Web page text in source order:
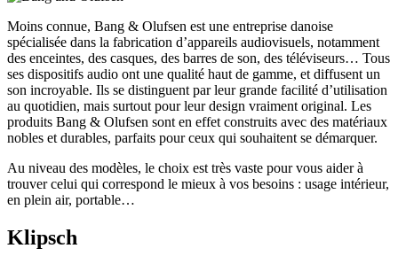
Moins connue, Bang & Olufsen est une entreprise danoise
spécialisée dans la fabrication d’appareils audiovisuels, notamment
des enceintes, des casques, des barres de son, des téléviseurs… Tous
ses dispositifs audio ont une qualité haut de gamme, et diffusent un
son incroyable. Ils se distinguent par leur grande facilité d’utilisation
au quotidien, mais surtout pour leur design vraiment original. Les
produits Bang & Olufsen sont en effet construits avec des matériaux
nobles et durables, parfaits pour ceux qui souhaitent se démarquer.
Au niveau des modèles, le choix est très vaste pour vous aider à
trouver celui qui correspond le mieux à vos besoins : usage intérieur,
en plein air, portable…
Klipsch